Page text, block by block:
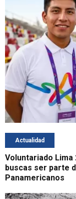
Actualidad
Voluntariado
buscas ser parte
Panamericanos